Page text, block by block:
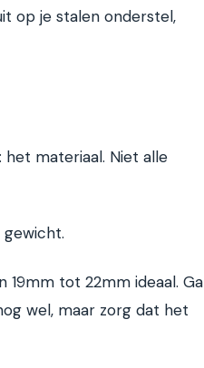
op je stalen onderstel,
materiaal. Niet alle
19mm tot 22mm ideaal. Ga
wel, maar zorg dat het